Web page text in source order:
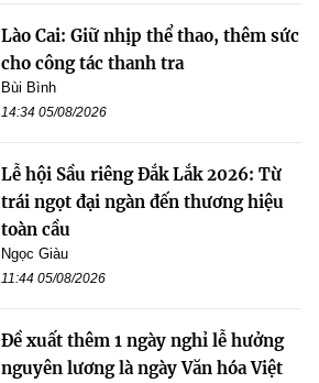
Lào Cai: Giữ nhịp thể thao, thêm sức
cho công tác thanh tra
Bùi Bình
14:34 05/08/2026
Lễ hội Sầu riêng Đắk Lắk 2026: Từ
trái ngọt đại ngàn đến thương hiệu
toàn cầu
Ngọc Giàu
11:44 05/08/2026
Đề xuất thêm 1 ngày nghỉ lễ hưởng
nguyên lương là ngày Văn hóa Việt